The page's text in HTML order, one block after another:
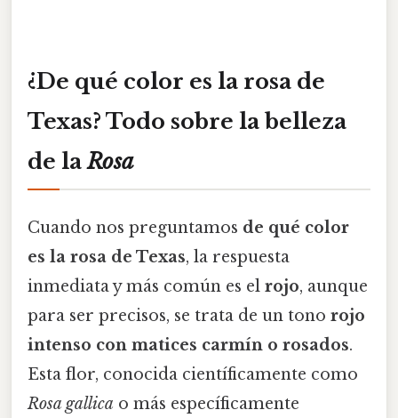
¿De qué color es la rosa de
Texas? Todo sobre la belleza
de laRosa
Cuando nos preguntamos de qué color
es la rosa de Texas, la respuesta
inmediata y más común es el rojo, aunque
para ser precisos, se trata de un tono rojo
intenso con matices carmín o rosados.
Esta flor, conocida científicamente como
Rosa gallica o más específicamente